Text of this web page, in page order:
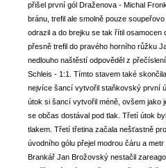
přišel první gól Draženova - Michal
bránu, trefil ale smolně pouze
odrazil a do brejku se tak řítil
přesně trefil do pravého horního růžku
nedlouho naštěstí odpověděl z
Schleis - 1:1. Tímto stavem také
nejvíce šancí vytvořil staňkovský první
útok si šancí vytvořil méně, ovšem jako
se občas dostával pod tlak. Třetí útok
tlakem. Třetí třetina začala nešťastně
úvodního gólu přejel modrou čáru a
Brankář Jan Brožovský nestačil